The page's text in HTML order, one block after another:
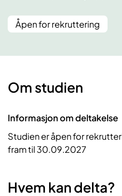
Åpen for rekruttering
Om studien
Informasjon om deltakelse
Studien er åpen for
fram til 30.09.2027
Hvem kan delta?